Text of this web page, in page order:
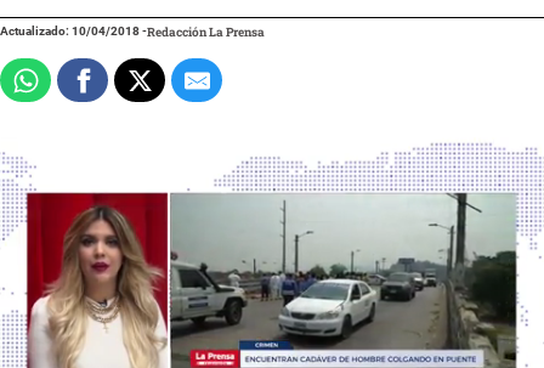
Actualizado: 10/04/2018-Redacción La Prensa